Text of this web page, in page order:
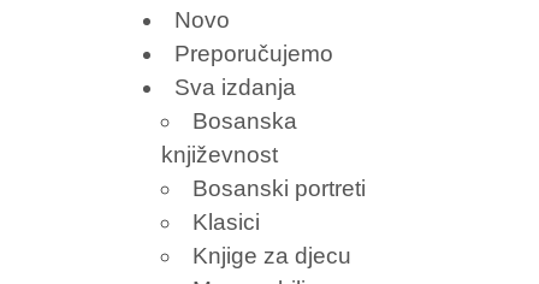
Novo
Preporučujemo
Sva izdanja
Bosanska
književnost
Bosanski portreti
Klasici
Knjige za djecu